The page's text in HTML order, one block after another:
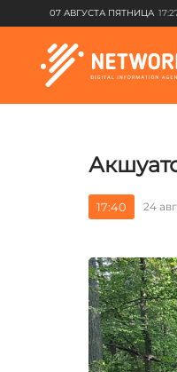
07 АВГУСТА ПЯТНИЦА
17:40 24